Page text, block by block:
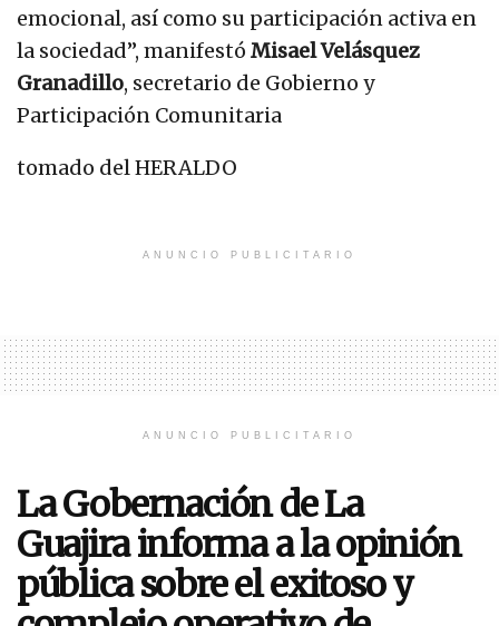
emocional, así como su participación activa en
la sociedad”, manifestó Misael Velásquez
Granadillo, secretario de Gobierno y
Participación Comunitaria
tomado del HERALDO
ANUNCIO PUBLICITARIO
ANUNCIO PUBLICITARIO
La Gobernación de La
Guajira informa a la opinión
pública sobre el exitoso y